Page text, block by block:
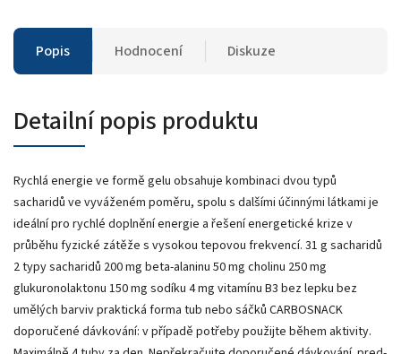
Popis Hodnocení Diskuze
Detailní popis produktu
Rychlá energie ve formě gelu obsahuje kombinaci dvou typů
sacharidů ve vyváženém poměru, spolu s dalšími účinnými látkami je
ideální pro rychlé doplnění energie a řešení energetické krize v
průběhu fyzické zátěže s vysokou tepovou frekvencí. 31 g sacharidů
2 typy sacharidů 200 mg beta-alaninu 50 mg cholinu 250 mg
glukuronolaktonu 150 mg sodíku 4 mg vitamínu B3 bez lepku bez
umělých barviv praktická forma tub nebo sáčků CARBOSNACK
doporučené dávkování: v případě potřeby použijte během aktivity.